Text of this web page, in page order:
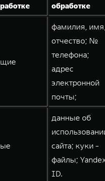
Эстетика нового времени
от 5 699 000 ₽
WEY 80 Лаундж
Масштаб возможностей
от 8 099 000 ₽
обработке
фамилия,
отчество; №
телефона;
адрес
электронной
почты;
данные об
сайта; куки -
файлы;
ID.